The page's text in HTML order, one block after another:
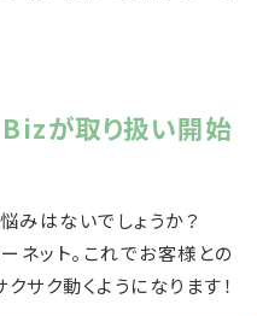
Bizが取り扱い開始
みはないでしょうか？
ネット。これでお客様との
サク動くようになります！